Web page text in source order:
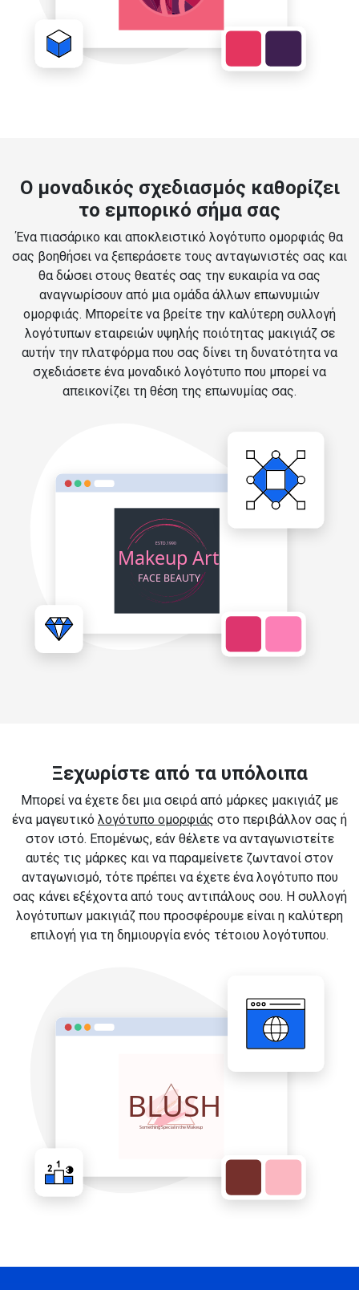
Ο μοναδικός σχεδιασμός καθορίζει
το εμπορικό σήμα σας
Ένα πιασάρικο και αποκλειστικό λογότυπο ομορφιάς θα
σας βοηθήσει να ξεπεράσετε τους ανταγωνιστές σας και
θα δώσει στους θεατές σας την ευκαιρία να σας
αναγνωρίσουν από μια ομάδα άλλων επωνυμιών
ομορφιάς. Μπορείτε να βρείτε την καλύτερη συλλογή
λογότυπων εταιρειών υψηλής ποιότητας μακιγιάζ σε
αυτήν την πλατφόρμα που σας δίνει τη δυνατότητα να
σχεδιάσετε ένα μοναδικό λογότυπο που μπορεί να
απεικονίζει τη θέση της επωνυμίας σας.
Ξεχωρίστε από τα υπόλοιπα
Μπορεί να έχετε δει μια σειρά από μάρκες μακιγιάζ με
ένα μαγευτικό λογότυπο ομορφιάς στο περιβάλλον σας ή
στον ιστό. Επομένως, εάν θέλετε να ανταγωνιστείτε
αυτές τις μάρκες και να παραμείνετε ζωντανοί στον
ανταγωνισμό, τότε πρέπει να έχετε ένα λογότυπο που
σας κάνει εξέχοντα από τους αντιπάλους σου. Η συλλογή
λογότυπων μακιγιάζ που προσφέρουμε είναι η καλύτερη
επιλογή για τη δημιουργία ενός τέτοιου λογότυπου.